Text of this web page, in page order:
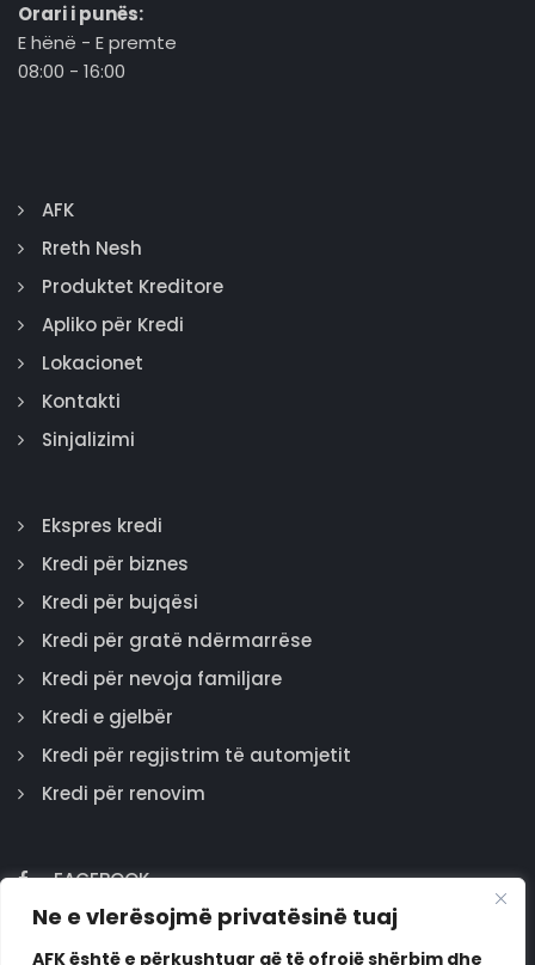
Ne e vlerësojmë privatësinë tuaj
AFK është e përkushtuar që të ofrojë shërbim dhe
Orari i punës:
E hënë - E premte
08:00 - 16:00
AFK
Rreth Nesh
Produktet Kreditore
Apliko për Kredi
Lokacionet
Kontakti
Sinjalizimi
Ekspres kredi
Kredi për biznes
Kredi për bujqësi
Kredi për gratë ndërmarrëse
Kredi për nevoja familjare
Kredi e gjelbër
Kredi për regjistrim të automjetit
Kredi për renovim
FACEBOOK
GOOGLE
INSTAGRAM